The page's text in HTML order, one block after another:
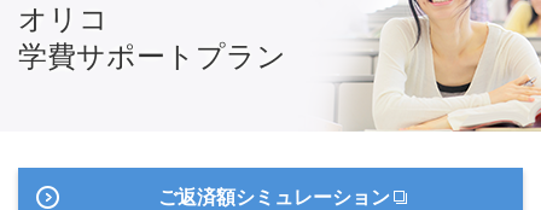
オリコ
学費サポートプラン
ご返済額シミュレーション